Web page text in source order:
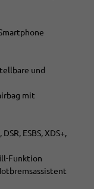
und
mit
ESBS, XDS+,
Funktion